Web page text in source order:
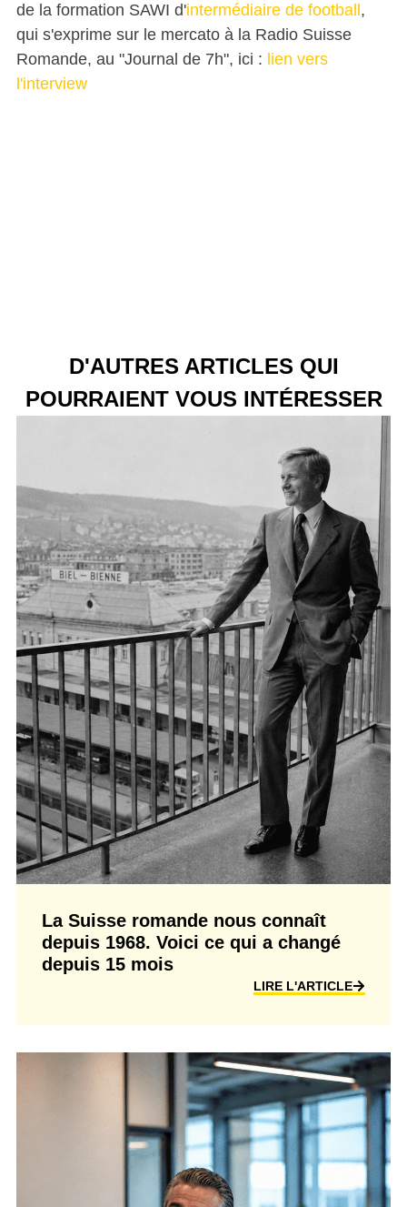
de la formation SAWI d'intermédiaire de football ,
qui s'exprime sur le mercato à la Radio Suisse
Romande, au "Journal de 7h", ici : lien vers
l'interview
D'AUTRES ARTICLES QUI
POURRAIENT VOUS INTÉRESSER
La Suisse romande nous connaît
depuis 1968. Voici ce qui a changé
depuis 15 mois
LIRE L'ARTICLE